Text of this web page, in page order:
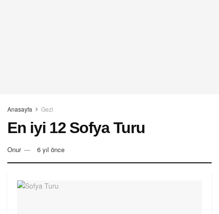
Anasayfa Gezi
En iyi 12 Sofya Turu
Onur 6 yıl önce